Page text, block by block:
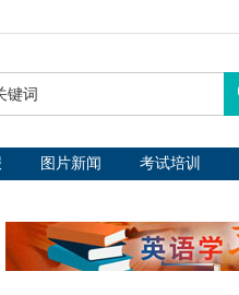
图片新闻 考试培训